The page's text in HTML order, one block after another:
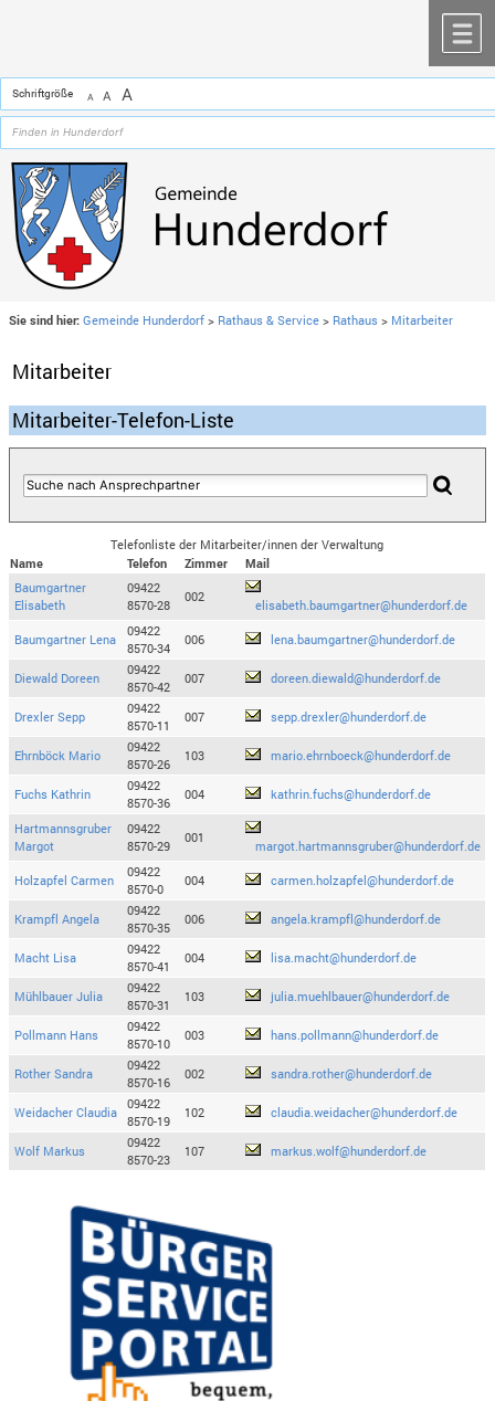
Schriftgröße A A A
Sie sind hier: Gemeinde Hunderdorf > Rathaus & Service > Rathaus > Mitarbeiter
Mitarbeiter
Mitarbeiter-Telefon-Liste
Telefonliste der Mitarbeiter/innen der Verwaltung
Name
Telefon Zimmer
Mail
Baumgartner
Elisabeth
09422
8570-28
002
elisabeth.baumgartner@hunderdorf.de
Baumgartner Lena
09422
8570-34
006 lena.baumgartner@hunderdorf.de
Diewald Doreen
09422
8570-42
007 doreen.diewald@hunderdorf.de
Drexler Sepp
09422
8570-11
007 sepp.drexler@hunderdorf.de
Ehrnböck Mario
09422
8570-26
103 mario.ehrnboeck@hunderdorf.de
Fuchs Kathrin
09422
8570-36
004 kathrin.fuchs@hunderdorf.de
Hartmannsgruber
Margot
09422
8570-29
001
margot.hartmannsgruber@hunderdorf.de
Holzapfel Carmen
09422
8570-0
004 carmen.holzapfel@hunderdorf.de
Krampfl Angela
09422
8570-35
006 angela.krampfl@hunderdorf.de
Macht Lisa
09422
8570-41
004 lisa.macht@hunderdorf.de
Mühlbauer Julia
09422
8570-31
103 julia.muehlbauer@hunderdorf.de
Pollmann Hans
09422
8570-10
003 hans.pollmann@hunderdorf.de
Rother Sandra
09422
8570-16
002 sandra.rother@hunderdorf.de
Weidacher Claudia
09422
8570-19
102 claudia.weidacher@hunderdorf.de
Wolf Markus
09422
8570-23
107 markus.wolf@hunderdorf.de